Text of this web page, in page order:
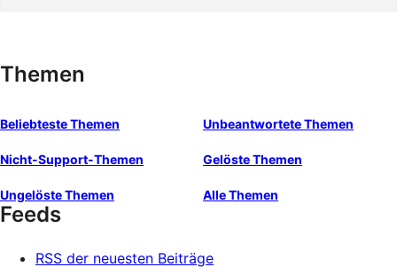
Themen
Beliebteste Themen Unbeantwortete Themen
Nicht-Support-Themen Gelöste Themen
Ungelöste Themen Alle Themen
Feeds
RSS der neuesten Beiträge